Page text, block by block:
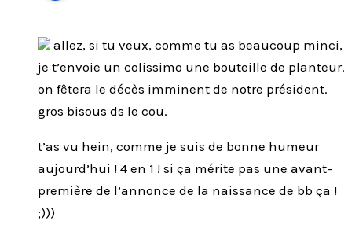
allez, si tu veux, comme tu as beaucoup minci,
je t’envoie un colissimo une bouteille de planteur.
on fêtera le décès imminent de notre président.
gros bisous ds le cou.
t’as vu hein, comme je suis de bonne humeur
aujourd’hui ! 4 en 1 ! si ça mérite pas une avant-
première de l’annonce de la naissance de bb ça !
;)))